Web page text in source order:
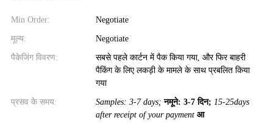
Min Order: Negotiate
मूल्य: Negotiate
पैकेजिंग विवरण:
सबसे पहले कार्टन में पैक किया गया, और फिर बाहरी
पैकिंग के लिए लकड़ी के मामले के साथ प्रबलित किया
गया
प्रसव के समय: Samples: 3-7 days; नमूने: 3-7 दिन; 15-25days
after receipt of your payment आ